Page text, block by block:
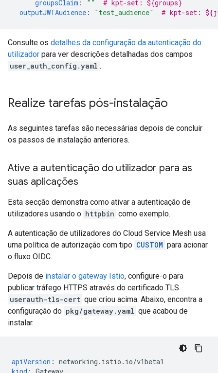
groupsClaim : ""
# kpt-set: ${groups}
outputJWTAudience : "test_audience" # kpt-set:
Consulte os detalhes da configuração da autenticação do
utilizador para ver descrições detalhadas dos campos
user_auth_config.yaml .
Realize tarefas pós-instalação
As seguintes tarefas são necessárias depois de concluir
os passos de instalação anteriores.
Ative a autenticação do utilizador para as
suas aplicações
Esta secção demonstra como ativar a autenticação de
utilizadores usando o httpbin como exemplo.
A autenticação de utilizadores do Cloud Service Mesh usa
uma política de autorização com tipo CUSTOM para acionar
o fluxo OIDC.
Depois de instalar o gateway Istio, configure-o para
publicar tráfego HTTPS através do certificado TLS
userauth-tls-cert que criou acima. Abaixo, encontra a
configuração do pkg/gateway.yaml que acabou de
instalar.
apiVersion : networking.istio.io/v1beta1